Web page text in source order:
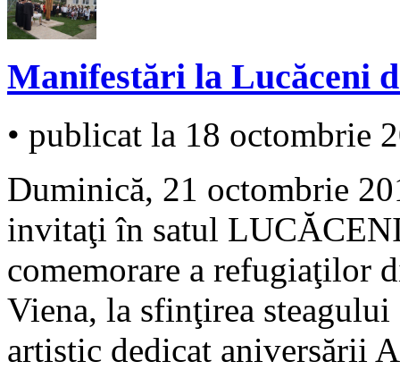
Manifestări la Lucăceni
• publicat la 18 octombrie
Duminică, 21 octombrie
invitaţi în satul
comemorare a refugiaţilor
Viena, la sfinţirea
artistic dedicat aniversării